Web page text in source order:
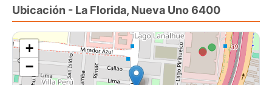
- Edificio año 2023
Espacios comunes
- Lavandería
- Gimnasio
- Sala de eventos
Ubicación - La Florida, Nueva Uno 6400
+
−